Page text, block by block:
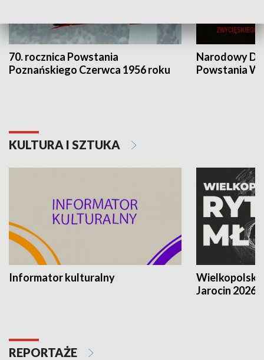
70. rocznica Powstania
Poznańskiego Czerwca 1956 roku
Narodowy
Powstania
KULTURA I SZTUKA
Informator kulturalny
Jarocin 2026
REPORTAŻE